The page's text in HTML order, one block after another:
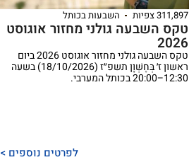
311,897 צפיות השבעות בכותל
טקס השבעה גולני מחזור אוגוסט
2026
טקס השבעה גולני מחזור אוגוסט 2026 ביום
ראשון ז׳ בְּחֶשְׁוָן תשפ״ז (18/10/2026) בשעה
12:30–20:00 בכותל המערבי.
לפרטים נוספים >